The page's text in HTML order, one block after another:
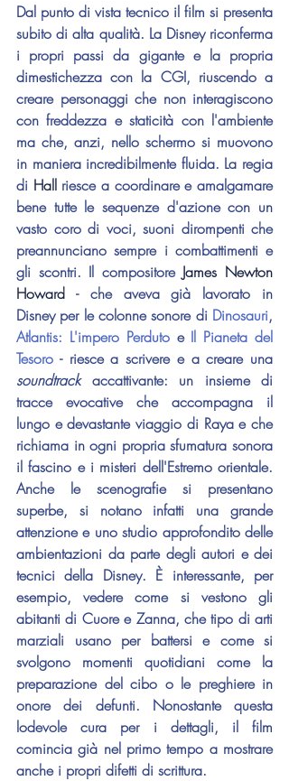
Dal punto di vista tecnico il film si presenta
subito di alta qualità. La Disney riconferma
i propri passi da gigante e la propria
dimestichezza con la CGI, riuscendo a
creare personaggi che non interagiscono
con freddezza e staticità con l'ambiente
ma che, anzi, nello schermo si muovono
in maniera incredibilmente fluida. La regia
di Hall riesce a coordinare e amalgamare
bene tutte le sequenze d'azione con un
vasto coro di voci, suoni dirompenti che
preannunciano sempre i combattimenti e
gli scontri. Il compositore James Newton
Howard - che aveva già lavorato in
Disney per le colonne sonore di Dinosauri
Atlantis: L'impero Perduto e Il Pianeta del
Tesoro
soundtrack accattivante: un insieme di
tracce evocative che accompagna il
lungo e devastante viaggio di Raya e che
richiama in ogni propria sfumatura sonora
il fascino e i misteri dell'Estremo orientale.
Anche le scenografie si presentano
superbe, si notano infatti una grande
attenzione e uno studio approfondito delle
ambientazioni da parte degli autori e dei
tecnici della Disney. È interessante, per
esempio, vedere come si vestono gli
abitanti di Cuore e Zanna, che tipo di arti
marziali usano per battersi e come si
svolgono momenti quotidiani come la
preparazione del cibo o le preghiere in
onore dei defunti. Nonostante questa
lodevole cura per i dettagli, il film
comincia già nel primo tempo a mostrare
anche i propri difetti di scrittura.